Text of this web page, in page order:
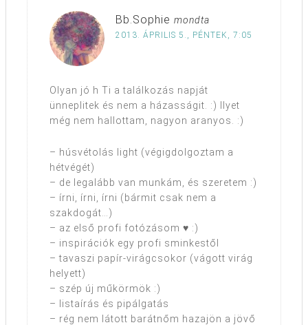
Bb.Sophie mondta
2013. ÁPRILIS 5., PÉNTEK, 7:05
Olyan jó h Ti a találkozás napját
ünneplitek és nem a házasságit. :) Ilyet
még nem hallottam, nagyon aranyos. :)
– húsvétolás light (végigdolgoztam a
hétvégét)
– de legalább van munkám, és szeretem :)
– írni, írni, írni (bármit csak nem a
szakdogát…)
– az első profi fotózásom ♥ :)
– inspirációk egy profi sminkestől
– tavaszi papír-virágcsokor (vágott virág
helyett)
– szép új műkörmök :)
– listaírás és pipálgatás
– rég nem látott barátnőm hazajön a jövő